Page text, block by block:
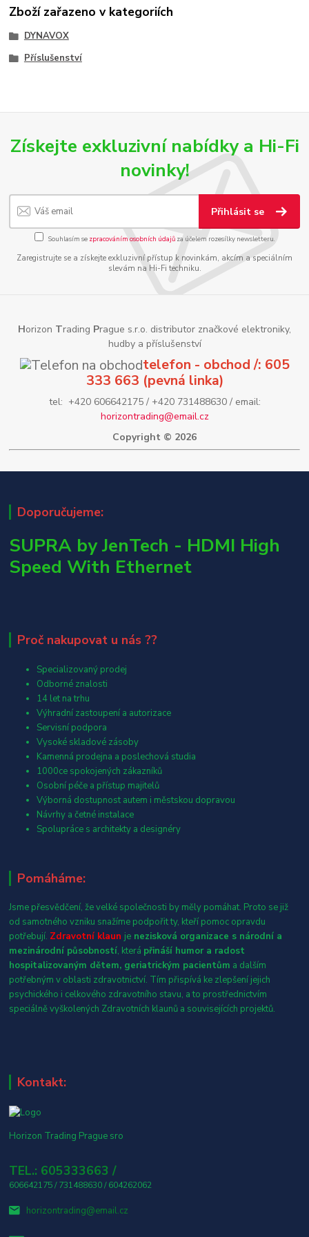
Zboží zařazeno v kategoriích
DYNAVOX
Příslušenství
Získejte exkluzivní nabídky a Hi-Fi
novinky!
Přihlásit se
Souhlasím se zpracováním osobních údajůza účelem rozesílky newsletteru.
Zaregistrujte se a získejte exkluzivní přístup k novinkám, akcím a speciálním
slevám na Hi-Fi techniku.
Horizon Trading Prague s.r.o. distributor značkové elektroniky,
hudby a příslušenství
telefon - obchod /: 605
333 663 (pevná linka)
tel: +420 606642175 / +420 731488630 / email:
horizontrading@email.cz
Copyright © 2026
Doporučujeme:
SUPRA by JenTech - HDMI High
Speed With Ethernet
Proč nakupovat u nás ??
Specializovaný prodej
Odborné znalosti
14 let na trhu
Výhradní zastoupení a autorizace
Servisní podpora
Vysoké skladové zásoby
Kamenná prodejna a poslechová studia
1000ce spokojených zákazníků
Osobní péče a přístup majitelů
Výborná dostupnost autem i městskou dopravou
Návrhy a četné instalace
Spolupráce s architekty a designéry
Pomáháme:
Jsme přesvědčení, že velké společnosti by měly pomáhat. Proto se již
od samotného vzniku snažíme podpořit ty, kteří pomoc opravdu
potřebují. Zdravotní klaun je nezisková organizace s národní a
mezinárodní působností, která přináší humor a radost
hospitalizovaným dětem, geriatrickým pacientům a dalším
potřebným v oblasti zdravotnictví. Tím přispívá ke zlepšení jejich
psychického i celkového zdravotního stavu, a to prostřednictvím
speciálně vyškolených Zdravotních klaunů a souvisejících projektů.
Kontakt:
Horizon Trading Prague sro
TEL.: 605333663 /
606642175 / 731488630 / 604262062
horizontrading@email.cz